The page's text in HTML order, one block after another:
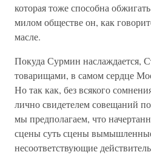
которая тоже способна
милом обществе он, как
масле.
Покуда Сурмин наслаждается,
товарищами, в самом сердце
Но так как, без всякого
лично свидетелем совещаний
мы предполагаем, что
сцены суть сцены
несоответствующие